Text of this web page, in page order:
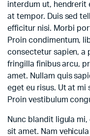
interdum ut, hendrerit
at tempor. Duis sed
efficitur nisi. Morbi
Proin condimentum,
consectetur sapien, a
fringilla finibus arcu,
amet. Nullam quis
eget eu risus. Ut at
Proin vestibulum
Nunc blandit ligula
sit amet. Nam